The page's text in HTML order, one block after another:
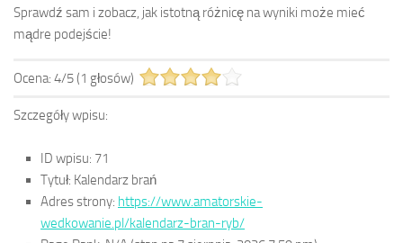
Sprawdź sam i zobacz, jak istotną różnicę na wyniki może mieć
mądre podejście!
Ocena: 4/5(1 głosów)
Szczegóły wpisu:
ID wpisu: 71
Tytuł: Kalendarz brań
Adres strony: https://www.amatorskie-
wedkowanie.pl/kalendarz-bran-ryb/